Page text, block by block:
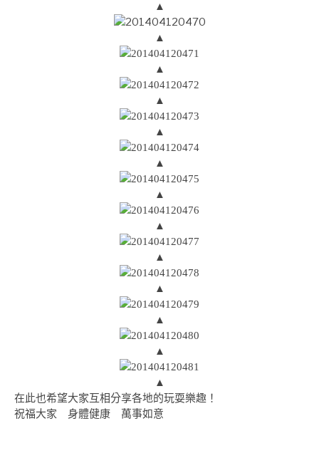
▲
▲
▲
▲
▲
▲
▲
▲
▲
▲
▲
▲
▲
在此也希望大家互相分享各地的玩耍樂趣！
祝福大家 身體健康 萬事如意